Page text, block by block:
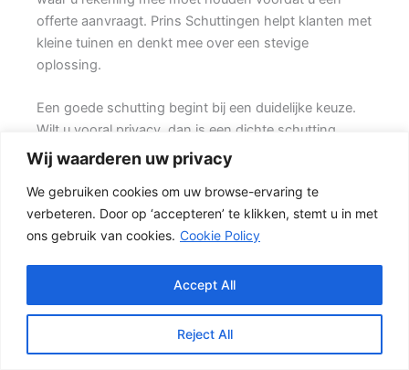
Wij waarderen uw privacy
We gebruiken cookies om uw browse-ervaring te
verbeteren. Door op ‘accepteren’ te klikken, stemt u in met
ons gebruik van cookies. Cookie Policy
Reject All
Accept All
offerte aanvraagt. Prins Schuttingen helpt klanten met
kleine tuinen en denkt mee over een stevige
oplossing.
Een goede schutting begint bij een duidelijke keuze.
Wilt u vooral privacy, dan is een dichte schutting
meestal de beste keuze. Ook de ondergrond, de
lengte van de schutting en de aanwezigheid van
poorten of hoeken hebben invloed op de beste
oplossing.
In veel tuinen wordt gekozen voor een combinatie
van hout en beton. {De betonpalen en betonplaten
zorgen voor stabiliteit, terwijl de houten schermen